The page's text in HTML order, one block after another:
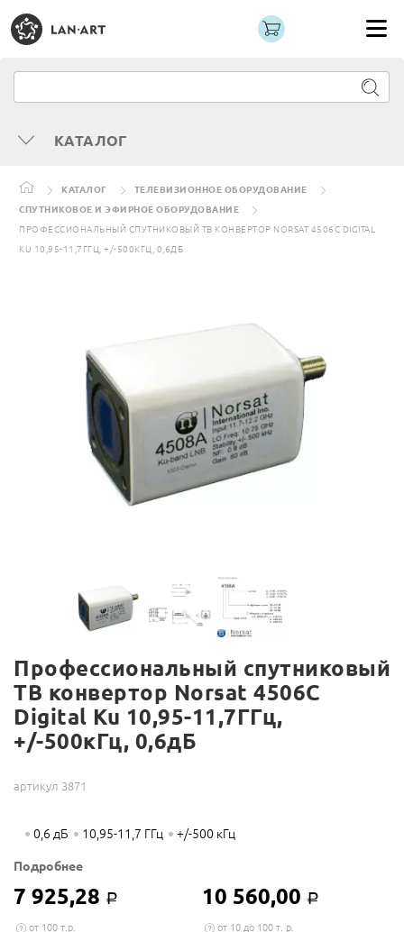
КАТАЛОГ
КАТАЛОГ
ТЕЛЕВИЗИОННОЕ ОБОРУДОВАНИЕ
СПУТНИКОВОЕ И ЭФИРНОЕ ОБОРУДОВАНИЕ
ПРОФЕССИОНАЛЬНЫЙ СПУТНИКОВЫЙ ТВ КОНВЕРТОР NORSAT 4506C DIGITAL
KU 10,95-11,7ГГЦ, +/-500КГЦ, 0,6ДБ
Профессиональный спутниковый
ТВ конвертор Norsat 4506C
Digital Ku 10,95-11,7ГГц,
+/-500кГц, 0,6дБ
артикул 3871
0,6 дБ 10,95-11,7 ГГц +/-500 кГц
Подробнее
7 925,28 Р 10 560,00 Р
от 100 т.р. от 10 до 100 т. р.